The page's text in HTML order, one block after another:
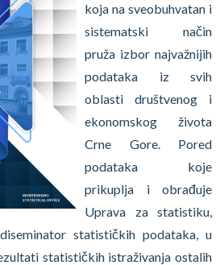
koja na sveobuhvatan i
sistematski način
pruža izbor najvažnijih
podataka iz svih
oblasti društvenog i
ekonomskog života
Crne Gore. Pored
podataka koje
prikuplja i obrađuje
Uprava za statistiku,
statističkih podataka, u
statističkih istraživanja ostalih